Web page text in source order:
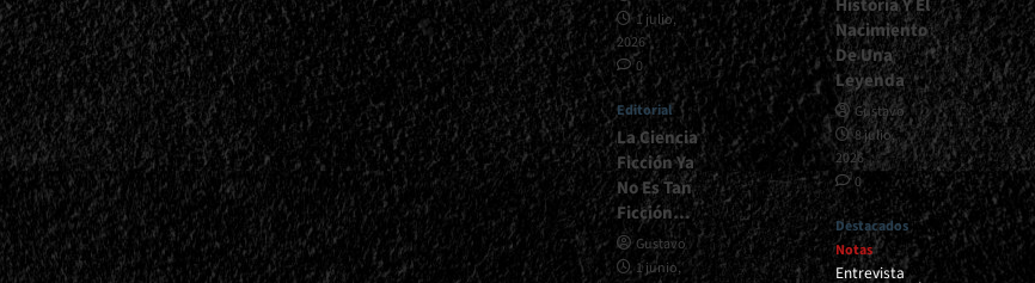
1 julio,
2026
0
Editorial
La Ciencia
Ficción Ya
No Es Tan
Ficción…
Gustavo
1 junio,
Historia Y El
Nacimiento
De Una
Leyenda
Gustavo
8 julio,
2026
0
Destacados
Notas
Entrevista